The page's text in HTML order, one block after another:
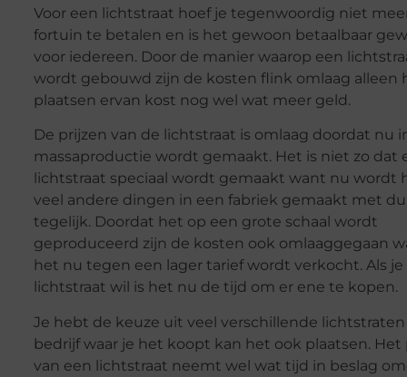
Voor een lichtstraat hoef je tegenwoordig niet
fortuin te betalen en is het gewoon betaalbaar
voor iedereen. Door de manier waarop een
wordt gebouwd zijn de kosten flink omlaag alleen
plaatsen ervan kost nog wel wat meer geld.
De prijzen van de lichtstraat is omlaag doordat nu
massaproductie wordt gemaakt. Het is niet zo dat
lichtstraat speciaal wordt gemaakt want nu wordt
veel andere dingen in een fabriek gemaakt met
tegelijk. Doordat het op een grote schaal wordt
geproduceerd zijn de kosten ook omlaaggegaan
het nu tegen een lager tarief wordt verkocht. Als je
lichtstraat wil is het nu de tijd om er ene te kopen.
Je hebt de keuze uit veel verschillende
bedrijf waar je het koopt kan het ook plaatsen. Het
van een lichtstraat neemt wel wat tijd in beslag